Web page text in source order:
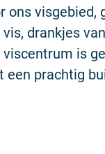
ons
drankjes
is
een prachtig